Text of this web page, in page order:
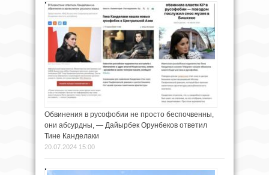
Обвинения в русофобии не просто беспочвенны,
они абсурдны, — Дайырбек Орунбеков ответил
Тине Канделаки
20.07.2024 15:00